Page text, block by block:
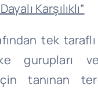
Karşılıklı”
tek taraflı
gurupları
tanınan